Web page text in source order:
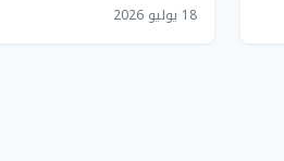
18 يوليو 2026